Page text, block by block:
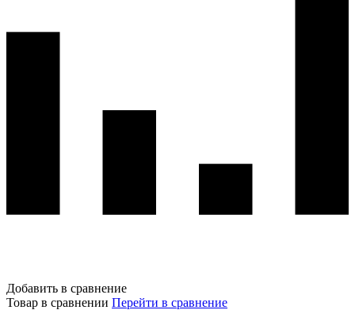
Добавить в сравнение
Товар в сравнении Перейти в сравнение